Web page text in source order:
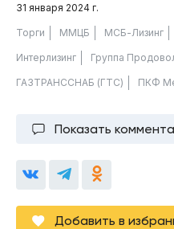
31 января 2024 г.
Торги ММЦБ МСБ-Лизинг
Интерлизинг Группа
ГАЗТРАНССНАБ (ГТС) ПКФ
Показать
Добавить в